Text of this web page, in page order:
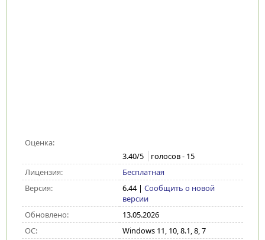
Оценка:
3.40/5 голосов - 15
Лицензия:
Бесплатная
Версия:
6.44| Сообщить о новой
версии
Обновлено:
13.05.2026
ОС:
Windows 11, 10, 8.1, 8, 7